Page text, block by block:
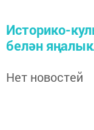
Историко-
белән
Нет новостей